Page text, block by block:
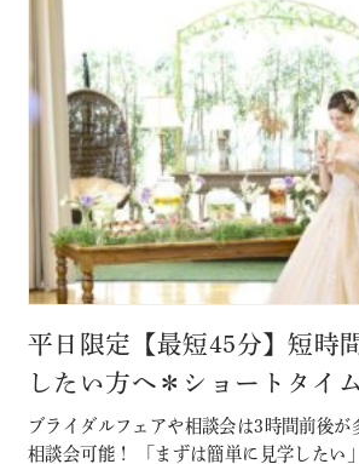
平日限定【最短45分】短時
したい方へ＊ショートタイ
ブライダルフェアや相談会は3時間前後が
相談会可能！ 「まずは簡単に見学したい